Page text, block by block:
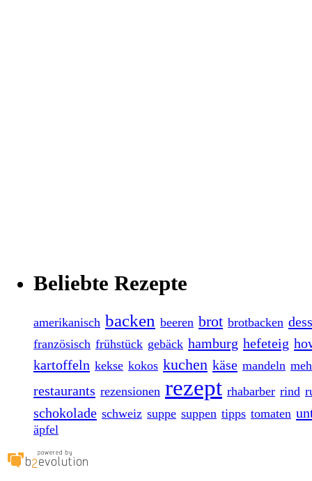
Beliebte Rezepte
amerikanisch backen beeren brot brotbacken
französisch frühstück gebäck hamburg hefeteig
kartoffeln kekse kokos kuchen käse mandeln
restaurants rezensionen rezept rhabarber rind
schokolade schweiz suppe suppen tipps tomaten
äpfel